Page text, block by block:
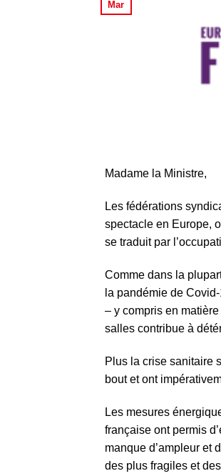
Mar
Madame la Ministre,
Les fédérations
spectacle en Europe,
se traduit par
Comme dans la
la pandémie de
– y compris en
salles contribue à
Plus la crise sanitaire
bout et ont
Les mesures
française ont permis
manque d’ampleur et
des plus fragiles et